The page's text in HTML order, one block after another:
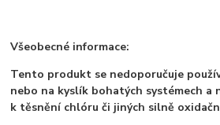
Všeobecné informace:
Tento produkt se nedoporučuje
nebo na kyslík bohatých systémech a
k těsnění chlóru či jiných silně